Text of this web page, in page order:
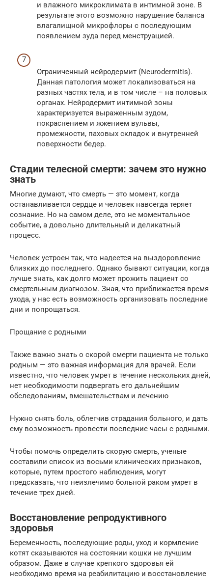
и влажного микроклимата в интимной зоне. В
результате этого возможно нарушение баланса
влагалищной микрофлоры с последующим
появлением зуда перед менструацией.
Ограниченный нейродермит (Neurodermitis).
Данная патология может локализоваться на
разных частях тела, и в том числе – на половых
органах. Нейродермит интимной зоны
характеризуется выраженным зудом,
покраснением и жжением вульвы,
промежности, паховых складок и внутренней
поверхности бедер.
Стадии телесной смерти: зачем это нужно
знать
Многие думают, что смерть — это момент, когда
останавливается сердце и человек навсегда теряет
сознание. Но на самом деле, это не моментальное
событие, а довольно длительный и деликатный
процесс.
Человек устроен так, что надеется на выздоровление
близких до последнего. Однако бывают ситуации, когда
лучше знать, как долго может прожить пациент со
смертельным диагнозом. Зная, что приближается время
ухода, у нас есть возможность организовать последние
дни и попрощаться.
Прощание с родными
Также важно знать о скорой смерти пациента не только
родным — это важная информация для врачей. Если
известно, что человек умрет в течение нескольких дней,
нет необходимости подвергать его дальнейшим
обследованиям, вмешательствам и лечению
Нужно снять боль, облегчив страдания больного, и дать
ему возможность провести последние часы с родными.
Чтобы помочь определить скорую смерть, ученые
составили список из восьми клинических признаков,
которые, путем простого наблюдения, могут
предсказать, что неизлечимо больной раком умрет в
течение трех дней.
Восстановление репродуктивного
здоровья
Беременность, последующие роды, уход и кормление
котят сказываются на состоянии кошки не лучшим
образом. Даже в случае крепкого здоровья ей
необходимо время на реабилитацию и восстановление